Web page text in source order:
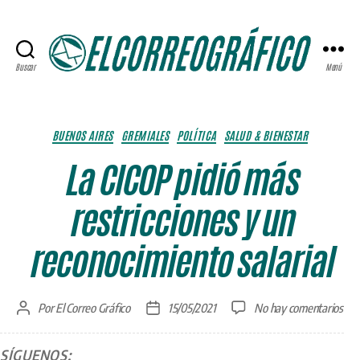
Buscar Menú
Categorías
BUENOS AIRES GREMIALES POLÍTICA SALUD & BIENESTAR
La CICOP pidió más
restricciones y un
reconocimiento salarial
AutorPorEl Correo Gráfico
Fecha15/05/2021 No hay comentariosen
SÍGUENOS: